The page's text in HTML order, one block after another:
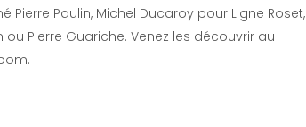
Paulin, Michel Ducaroy pour Ligne Roset,
ou Pierre Guariche. Venez les découvrir au